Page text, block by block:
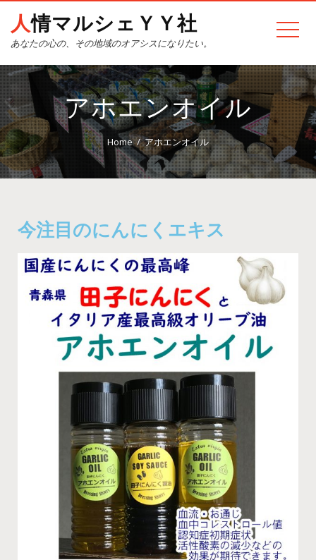
人情マルシェＹＹ社
あなたの心の、その地域のオアシスになりたい。
アホエンオイル
Home アホエンオイル
今注目のにんにくエキス